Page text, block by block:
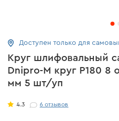
Круг шлифовальный
Dnipro-M круг Р180 8
мм 5 шт/уп
4.3 6отзывов
Доступен только для